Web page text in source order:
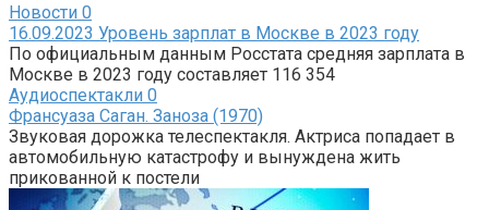
Новости 0
16.09.2023 Уровень зарплат в Москве в 2023 году
По официальным данным Росстата средняя зарплата в
Москве в 2023 году составляет 116 354
Аудиоспектакли 0
Франсуаза Саган. Заноза (1970)
Звуковая дорожка телеспектакля. Актриса попадает в
автомобильную катастрофу и вынуждена жить
прикованной к постели